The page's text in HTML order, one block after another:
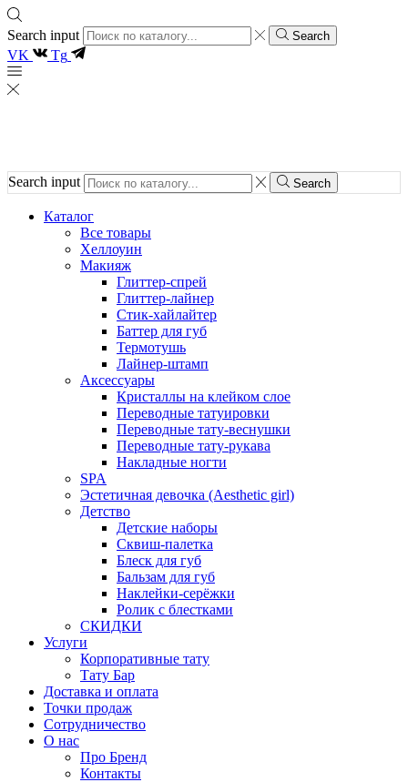
Search input Search
VK Tg
Search input Search
Каталог
Все товары
Хеллоуин
Макияж
Глиттер-спрей
Глиттер-лайнер
Стик-хайлайтер
Баттер для губ
Термотушь
Лайнер-штамп
Аксессуары
Кристаллы на клейком слое
Переводные татуировки
Переводные тату-веснушки
Переводные тату-рукава
Накладные ногти
SPA
Эстетичная девочка (Aesthetic girl)
Детство
Детские наборы
Сквиш-палетка
Блеск для губ
Бальзам для губ
Наклейки-серёжки
Ролик с блестками
СКИДКИ
Услуги
Корпоративные тату
Тату Бар
Доставка и оплата
Точки продаж
Сотрудничество
О нас
Про Бренд
Контакты